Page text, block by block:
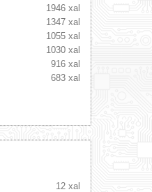
1946 xal
1347 xal
1055 xal
1030 xal
916 xal
683 xal
12 xal